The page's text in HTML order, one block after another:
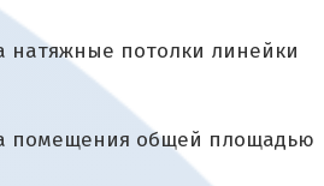
натяжные потолки линейки
помещения общей площадью